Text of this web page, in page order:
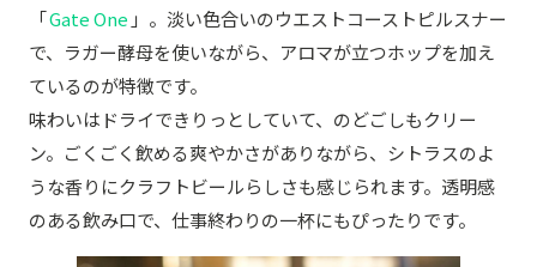
「Gate One 」。淡い色合いのウエストコーストピルスナー
で、ラガー酵母を使いながら、アロマが立つホップを加え
ているのが特徴です。
味わいはドライできりっとしていて、のどごしもクリー
ン。ごくごく飲める爽やかさがありながら、シトラスのよ
うな香りにクラフトビールらしさも感じられます。透明感
のある飲み口で、仕事終わりの一杯にもぴったりです。